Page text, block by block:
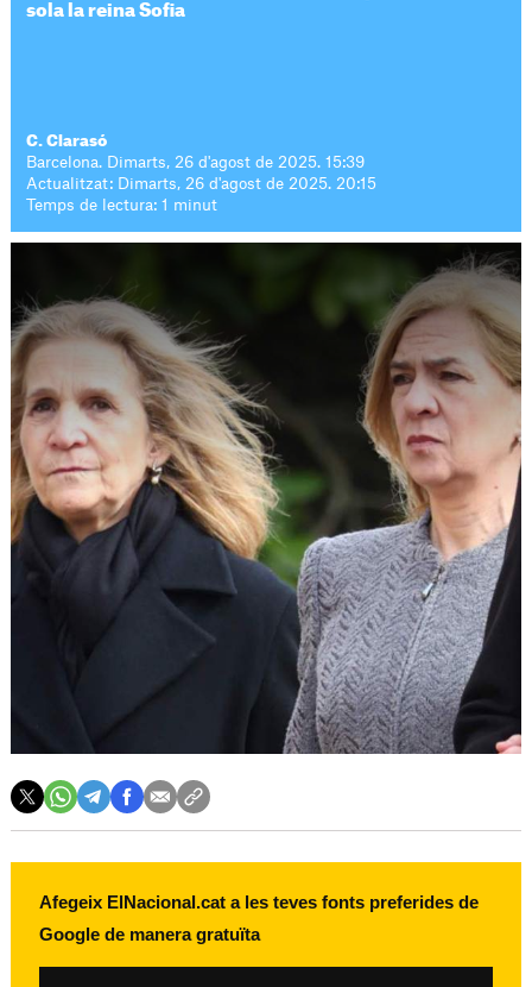
sola la reina Sofia
C. Clarasó
Barcelona. Dimarts, 26 d'agost de 2025. 15:39
Actualitzat: Dimarts, 26 d'agost de 2025. 20:15
Temps de lectura: 1 minut
Afegeix ElNacional.cat a les teves fonts preferides de
Google de manera gratuïta